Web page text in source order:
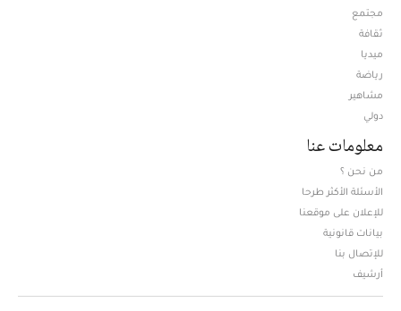
مجتمع
ثقافة
ميديا
رياضة
مشاهير
دولي
معلومات عنا
من نحن ؟
الأسئلة الأكثر طرحا
للإعلان على موقعنا
بيانات قانونية
للإتصال بنا
أرشيف